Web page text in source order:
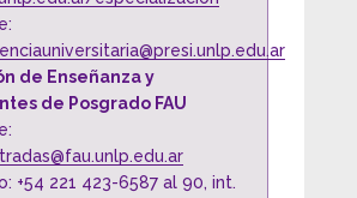
de Enseñanza y
de Posgrado FAU
+54 221 423-6587 al 90, int.